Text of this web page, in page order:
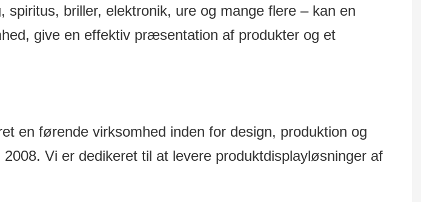
briller, elektronik, ure og mange flere – kan en
give en effektiv præsentation af produkter og et
en førende virksomhed inden for design, produktion og
Vi er dedikeret til at levere produktdisplayløsninger af